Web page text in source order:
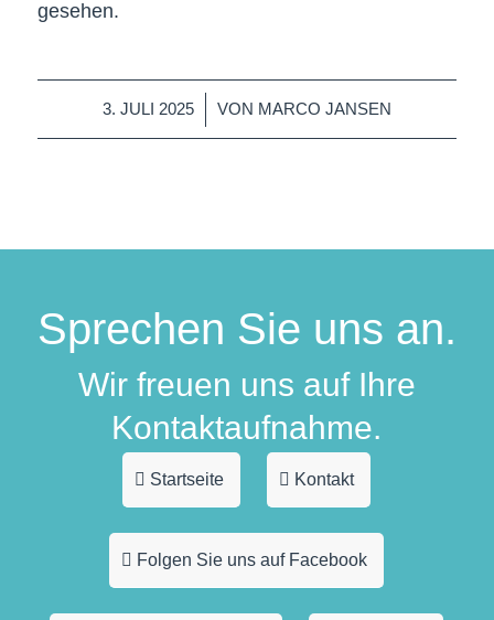
gesehen.
3. JULI 2025
/ VON MARCO JANSEN
Sprechen Sie uns an.
Wir freuen uns auf Ihre
Kontaktaufnahme.
Startseite Kontakt
Folgen Sie uns auf Facebook